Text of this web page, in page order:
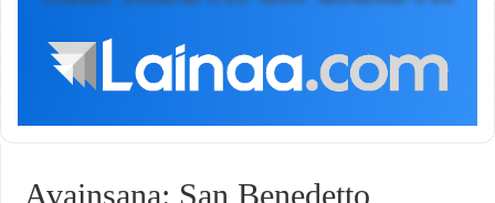
Avainsana: San Benedetto